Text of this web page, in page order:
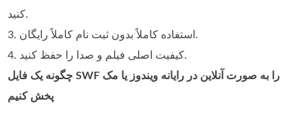
کنید.
3. استفاده کاملاً بدون ثبت نام کاملاً رایگان.
4. کیفیت اصلی فیلم و صدا را حفظ کنید.
چگونه یک فایل SWF را به صورت آنلاین در رایانه ویندوز یا مک
پخش کنیم